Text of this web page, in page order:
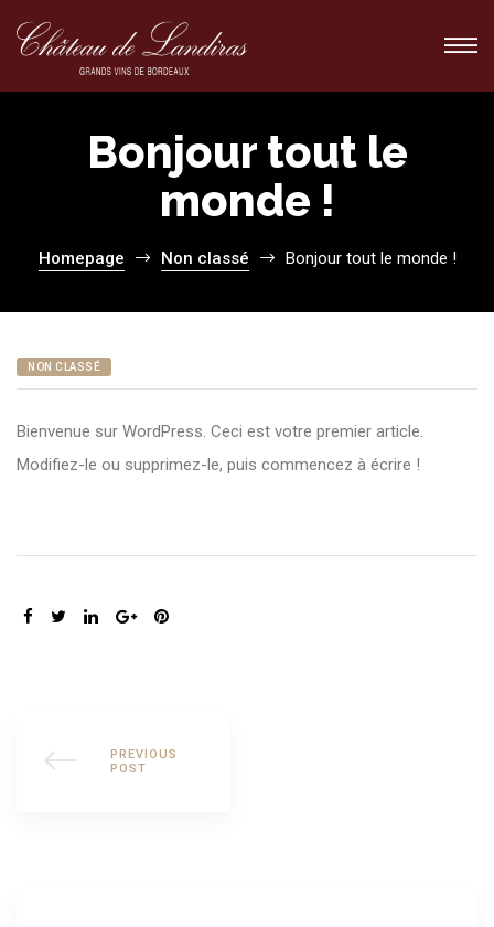
Bonjour tout le
monde !
Homepage Non classé Bonjour tout le monde !
NON CLASSÉ
Bienvenue sur WordPress. Ceci est votre premier article.
Modifiez-le ou supprimez-le, puis commencez à écrire !
SHARE:
PREVIOUS
POST